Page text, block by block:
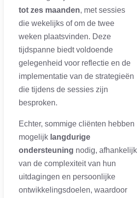
tot zes maanden, met sessies
die wekelijks of om de twee
weken plaatsvinden. Deze
tijdspanne biedt voldoende
gelegenheid voor reflectie en de
implementatie van de strategieën
die tijdens de sessies zijn
besproken.
Echter, sommige cliënten hebben
mogelijk langdurige
ondersteuning nodig, afhankelijk
van de complexiteit van hun
uitdagingen en persoonlijke
ontwikkelingsdoelen, waardoor